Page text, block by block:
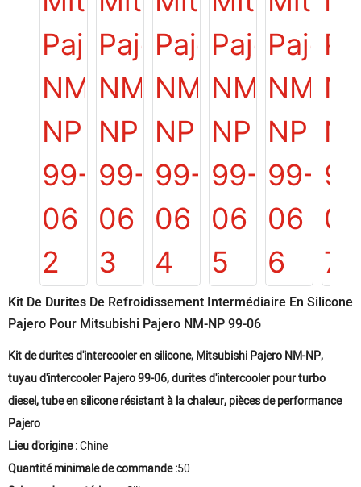
Kit De Durites De Refroidissement Intermédiaire En Silicone
Pajero Pour Mitsubishi Pajero NM-NP 99-06
Kit de durites d'intercooler en silicone, Mitsubishi Pajero NM-NP,
tuyau d'intercooler Pajero 99-06, durites d'intercooler pour turbo
diesel, tube en silicone résistant à la chaleur, pièces de performance
Pajero
Lieu d'origine :Chine
Quantité minimale de commande :50